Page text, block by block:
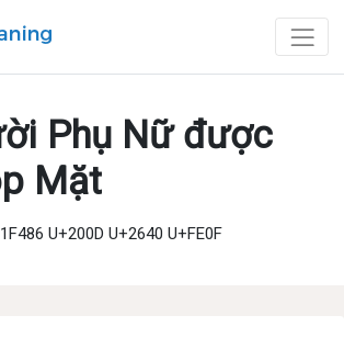
Phụ Nữ được
Mặt
U+200D U+2640 U+FE0F